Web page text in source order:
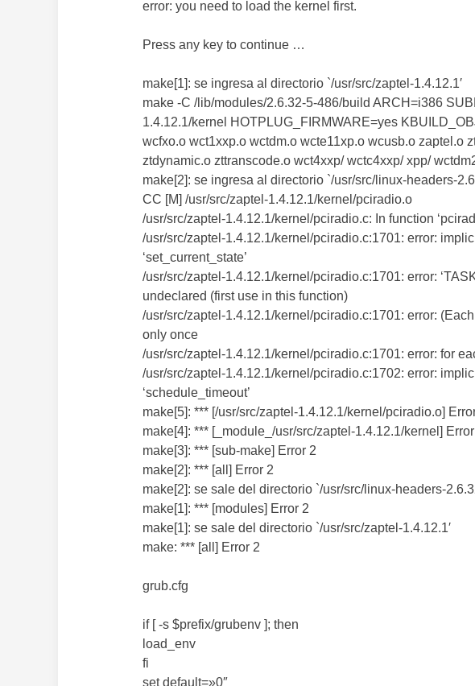
error: you need to load the kernel first.
Press any key to continue …
make[1]: se ingresa al directorio `/usr/src/zaptel-1.4.12.1′
make -C /lib/modules/2.6.32-5-486/build ARCH=i386
1.4.12.1/kernel HOTPLUG_FIRMWARE=yes
wcfxo.o wct1xxp.o wctdm.o wcte11xp.o wcusb.o zaptel.o
ztdynamic.o zttranscode.o wct4xxp/ wctc4xxp/ xpp/
make[2]: se ingresa al directorio `/usr/src/linux-headers-
CC [M] /usr/src/zaptel-1.4.12.1/kernel/pciradio.o
/usr/src/zaptel-1.4.12.1/kernel/pciradio.c: In function
/usr/src/zaptel-1.4.12.1/kernel/pciradio.c:1701: error:
‘set_current_state’
/usr/src/zaptel-1.4.12.1/kernel/pciradio.c:1701: error:
undeclared (first use in this function)
/usr/src/zaptel-1.4.12.1/kernel/pciradio.c:1701: error:
only once
/usr/src/zaptel-1.4.12.1/kernel/pciradio.c:1701: error: for
/usr/src/zaptel-1.4.12.1/kernel/pciradio.c:1702: error:
‘schedule_timeout’
make[5]: *** [/usr/src/zaptel-1.4.12.1/kernel/pciradio.o]
make[4]: *** [_module_/usr/src/zaptel-1.4.12.1/kernel]
make[3]: *** [sub-make] Error 2
make[2]: *** [all] Error 2
make[2]: se sale del directorio `/usr/src/linux-headers-
make[1]: *** [modules] Error 2
make[1]: se sale del directorio `/usr/src/zaptel-1.4.12.1′
make: *** [all] Error 2
grub.cfg
if [ -s $prefix/grubenv ]; then
load_env
fi
set default=»0″